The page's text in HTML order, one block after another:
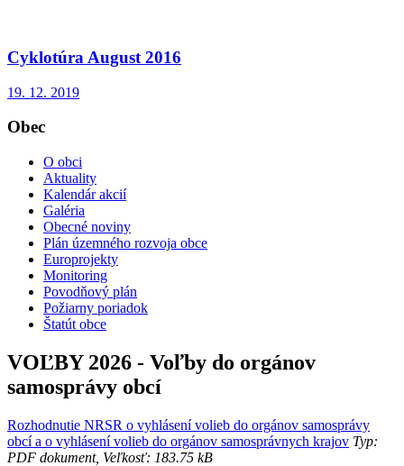
Cyklotúra August 2016
19. 12. 2019
Obec
O obci
Aktuality
Kalendár akcií
Galéria
Obecné noviny
Plán územného rozvoja obce
Europrojekty
Monitoring
Povodňový plán
Požiarny poriadok
Štatút obce
VOĽBY 2026 - Voľby do orgánov
samosprávy obcí
Rozhodnutie NRSR o vyhlásení volieb do orgánov samosprávy
obcí a o vyhlásení volieb do orgánov samosprávnych krajov Typ:
PDF dokument, Veľkosť: 183.75 kB